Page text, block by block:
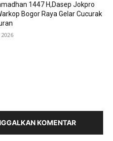
1447 H,Dasep Jokpro
Bogor Raya Gelar Cucurak
KOMENTAR